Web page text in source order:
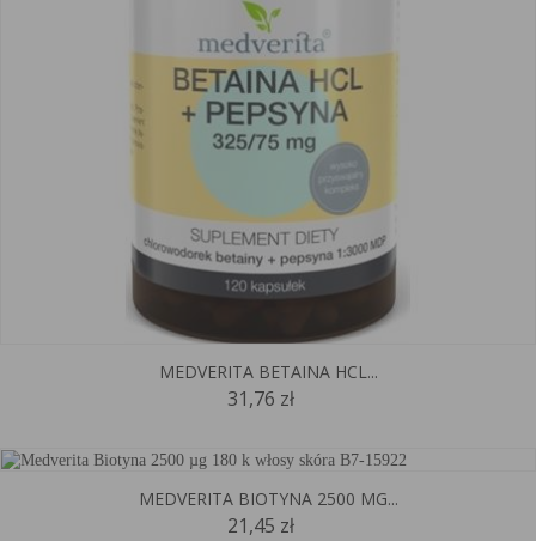
MEDVERITA BETAINA HCL...
31,76 zł
MEDVERITA BIOTYNA 2500 ΜG...
21,45 zł